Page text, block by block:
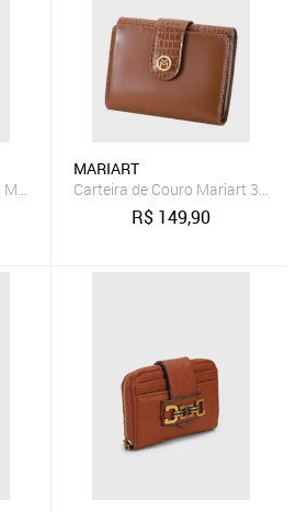
741 Camel
MARIART
Carteira de Couro Mariart
R$ 149,90